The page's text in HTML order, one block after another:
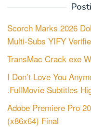
Scorch Marks 2026
Multi-Subs YIFY
TransMac Crack exe
I Don’t Love You
.FullMov𝗂e Subtitles
Adobe Premiere Pro
(x86x64) Final